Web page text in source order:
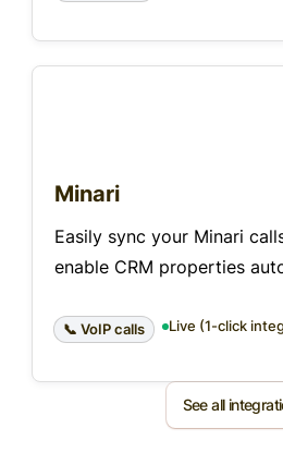
Minari
Easily sync your Minari
enable CRM properties
📞 VoIP calls Live (1-click
See all